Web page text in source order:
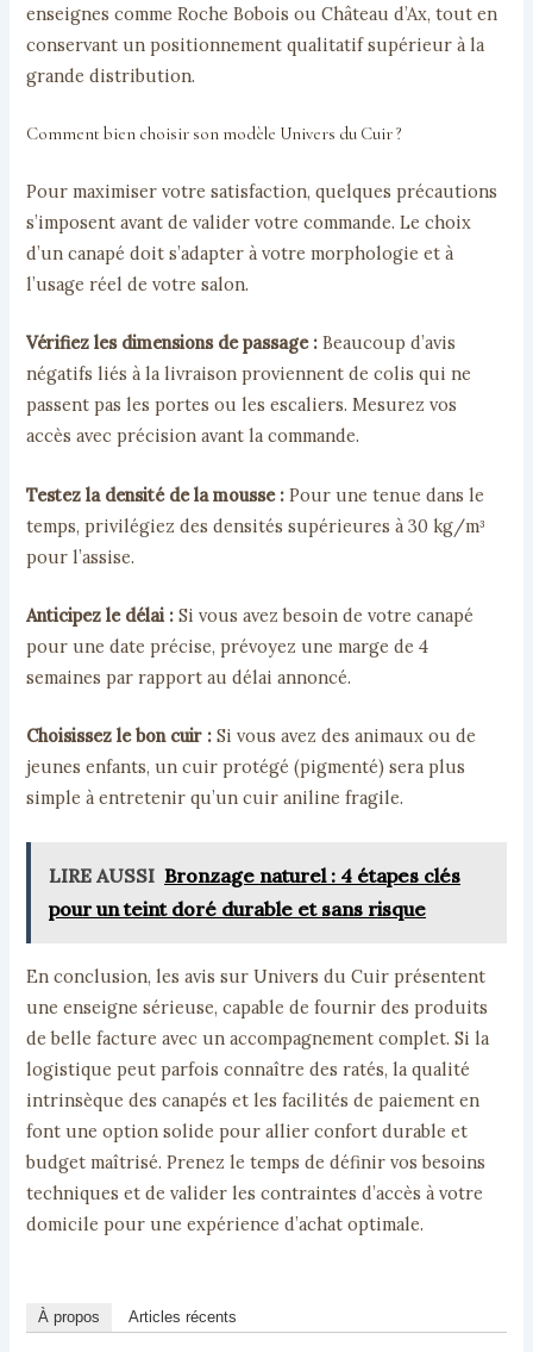
enseignes comme Roche Bobois ou Château d’Ax, tout en
conservant un positionnement qualitatif supérieur à la
grande distribution.
Comment bien choisir son modèle Univers du Cuir ?
Pour maximiser votre satisfaction, quelques précautions
s’imposent avant de valider votre commande. Le choix
d’un canapé doit s’adapter à votre morphologie et à
l’usage réel de votre salon.
Vérifiez les dimensions de passage : Beaucoup d’avis
négatifs liés à la livraison proviennent de colis qui ne
passent pas les portes ou les escaliers. Mesurez vos
accès avec précision avant la commande.
Testez la densité de la mousse : Pour une tenue dans le
temps, privilégiez des densités supérieures à 30 kg/m³
pour l’assise.
Anticipez le délai : Si vous avez besoin de votre canapé
pour une date précise, prévoyez une marge de 4
semaines par rapport au délai annoncé.
Choisissez le bon cuir : Si vous avez des animaux ou de
jeunes enfants, un cuir protégé (pigmenté) sera plus
simple à entretenir qu’un cuir aniline fragile.
LIRE AUSSI Bronzage naturel : 4 étapes clés
pour un teint doré durable et sans risque
En conclusion, les avis sur Univers du Cuir présentent
une enseigne sérieuse, capable de fournir des produits
de belle facture avec un accompagnement complet. Si la
logistique peut parfois connaître des ratés, la qualité
intrinsèque des canapés et les facilités de paiement en
font une option solide pour allier confort durable et
budget maîtrisé. Prenez le temps de définir vos besoins
techniques et de valider les contraintes d’accès à votre
domicile pour une expérience d’achat optimale.
À propos Articles récents